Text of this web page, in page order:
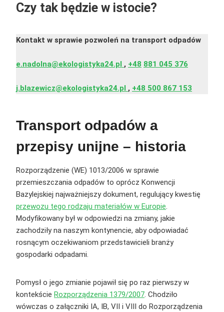
Czy tak będzie w istocie?
Kontakt w sprawie pozwoleń na transport odpadów
e.nadolna@ekologistyka24.pl , +48 881 045 376
j.blazewicz@ekologistyka24.pl , +48 500 867 153
Transport odpadów a
przepisy unijne – historia
Rozporządzenie (WE) 1013/2006 w sprawie
przemieszczania odpadów to oprócz Konwencji
Bazylejskiej najważniejszy dokument, regulujący kwestię
przewozu tego rodzaju materiałów w Europie.
Modyfikowany był w odpowiedzi na zmiany, jakie
zachodziły na naszym kontynencie, aby odpowiadać
rosnącym oczekiwaniom przedstawicieli branży
gospodarki odpadami.
Pomysł o jego zmianie pojawił się po raz pierwszy w
kontekście Rozporządzenia 1379/2007. Chodziło
wówczas o załączniki IA, IB, VII i VIII do Rozporządzenia